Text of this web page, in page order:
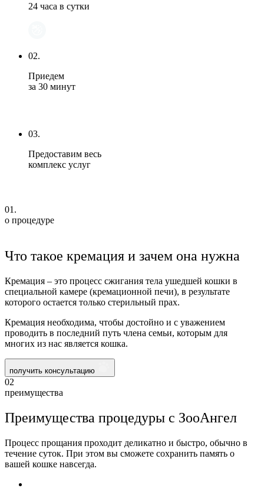
24 часа в сутки
02.
Приедем
за 30 минут
03.
Предоставим весь
комплекс услуг
01.
о процедуре
Что такое кремация и зачем она нужна
Кремация – это процесс сжигания тела ушедшей кошки в
специальной камере (кремационной печи), в результате
которого остается только стерильный прах.
Кремация необходима, чтобы достойно и с уважением
проводить в последний путь члена семьи, которым для
многих из нас является кошка.
получить консультацию
02
преимущества
Преимущества процедуры с ЗооАнгел
Процесс прощания проходит деликатно и быстро, обычно в
течение суток. При этом вы сможете сохранить память о
вашей кошке навсегда.